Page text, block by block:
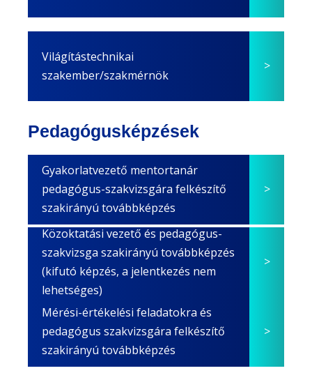
Világítástechnikai
szakember/szakmérnök
Pedagógusképzések
Gyakorlatvezető mentortanár
pedagógus-szakvizsgára felkészítő
szakirányú továbbképzés
Közoktatási vezető és pedagógus-
szakvizsga szakirányú továbbképzés
(kifutó képzés, a jelentkezés nem
lehetséges)
Mérési-értékelési feladatokra és
pedagógus szakvizsgára felkészítő
szakirányú továbbképzés